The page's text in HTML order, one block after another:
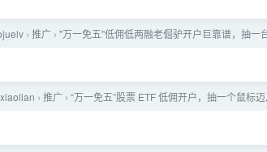
› 推广 › "万一免五"低佣低两融老倔驴开户巨靠谱，抽一
› 推广 › “万一免五”股票 ETF 低佣开户，抽一个鼠标